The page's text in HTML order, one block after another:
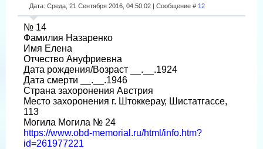
Дата: Среда, 21 Сентября 2016, 04:50:02 | Сообщение # 12
№ 14
Фамилия Назаренко
Имя Елена
Отчество Ануфриевна
Дата рождения/Возраст __.__.1924
Дата смерти __.__.1946
Страна захоронения Австрия
Место захоронения г. Штоккерау, Шистатгассе,
113
Могила Могила № 24
https://www.obd-memorial.ru/html/info.htm?
id=261977221